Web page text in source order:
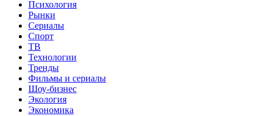
Психология
Рынки
Сериалы
Спорт
ТВ
Технологии
Тренды
Фильмы и сериалы
Шоу-бизнес
Экология
Экономика